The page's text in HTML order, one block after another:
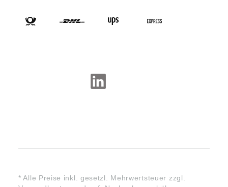
* Alle Preise inkl. gesetzl. Mehrwertsteuer zzgl.